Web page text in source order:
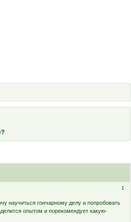
1
научиться гончарному делу и попробовать
опытом и порекомендует какую-